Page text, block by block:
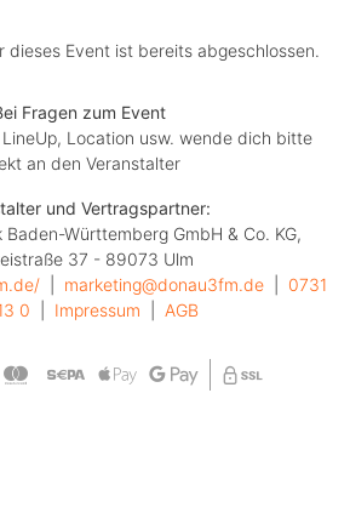
dieses Event ist bereits abgeschlossen.
Fragen zum Event
LineUp, Location usw. wende dich bitte
an den Veranstalter
und Vertragspartner:
Baden-Württemberg GmbH & Co. KG,
37 - 89073 Ulm
  |
marketing@donau3fm.de
  |
0731
0
Impressum AGB